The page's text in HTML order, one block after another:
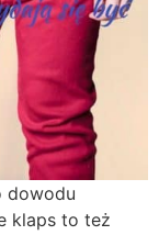
dowodu
klaps to też